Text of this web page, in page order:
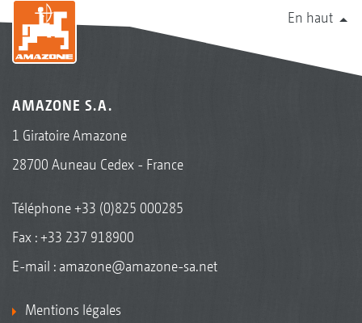
En haut
AMAZONE S.A.
1 Giratoire Amazone
28700 Auneau Cedex - France
Téléphone+33 (0)825 000285
Fax : +33 237 918900
E-mail : amazone@amazone-sa.net
Mentions légales